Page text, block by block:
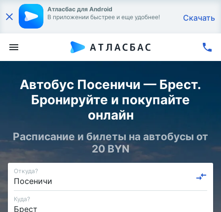
Атласбас для Android
В приложении быстрее и еще удобнее!
Скачать
Автобус Посеничи — Брест.
Бронируйте и покупайте
онлайн
Расписание и билеты на автобусы от
20 BYN
Откуда?
Куда?